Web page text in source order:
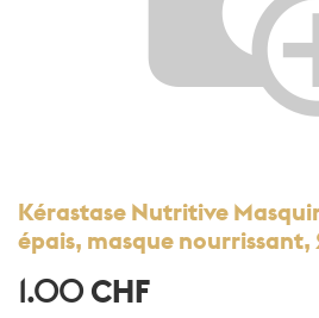
Kérastase Nutritive
épais, masque
1.00 CHF